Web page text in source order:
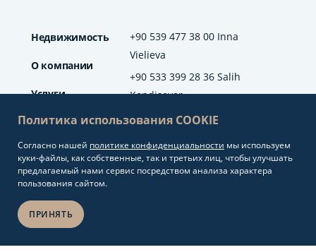
+90 539 477 38 00 Inna
Vielieva
+90 533 399 28 36 Salih
Kendisever
info@artproperty.net
Mahmutlar Mah.
Недвижимость
О компании
Услуги
Отзывы
Блог
Политика использования COOKIE
Согласно нашей политике конфиденциальности мы используем
куки-файлы, как собственные, так и третьих лиц, чтобы улучшать
предлагаемый нами сервис посредством анализа характера
пользования сайтом.
ПРИНЯТЬ